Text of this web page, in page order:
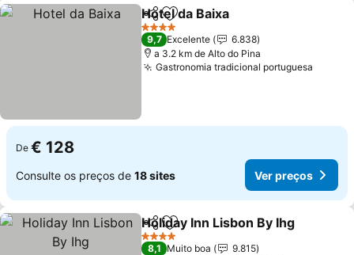
PartilharAdicionar aos favoritos
Hotel da Baixa
4 Estrelas
9,7 Excelente
6.838
a 3.2 km de Alto do Pina
Gastronomia tradicional portuguesa
De € 128
Consulte os preços de 18 sites Ver preços
PartilharAdicionar aos favoritos
Holiday Inn Lisbon By Ihg
4 Estrelas
8,1 Muito boa
9.815